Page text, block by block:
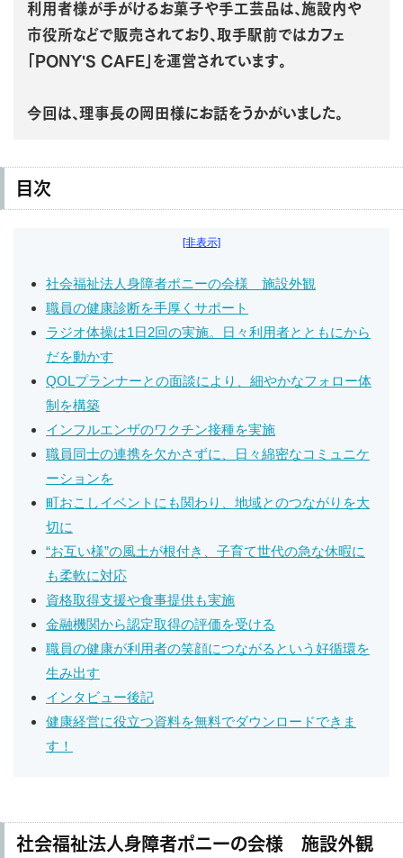
利用者様が手がけるお菓子や手工芸品は、施設内や
市役所などで販売されており、取手駅前ではカフェ
「PONY'S CAFE」を運営されています。
今回は、理事長の岡田様にお話をうかがいました。
目次
[非表示]
社会福祉法人身障者ポニーの会様 施設外観
職員の健康診断を手厚くサポート
ラジオ体操は1日2回の実施。日々利用者とともにから
だを動かす
QOLプランナーとの面談により、細やかなフォロー体
制を構築
インフルエンザのワクチン接種を実施
職員同士の連携を欠かさずに、日々綿密なコミュニケ
ーションを
町おこしイベントにも関わり、地域とのつながりを大
切に
“お互い様”の風土が根付き、子育て世代の急な休暇に
も柔軟に対応
資格取得支援や食事提供も実施
金融機関から認定取得の評価を受ける
職員の健康が利用者の笑顔につながるという好循環を
生み出す
インタビュー後記
健康経営に役立つ資料を無料でダウンロードできま
す！
社会福祉法人身障者ポニーの会様 施設外観